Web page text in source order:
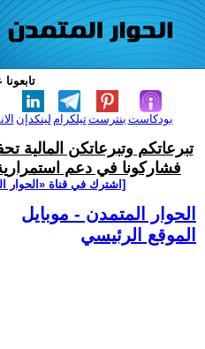
لينكدإن تيلكرامبنترست بودكاست
تبرعاتكم وتبرعاتكن المالية
فشاركونا في دعم
[اشترك في قناة ‫«الحوار
الحوار المتمدن - موبايل
الموقع الرئيسي